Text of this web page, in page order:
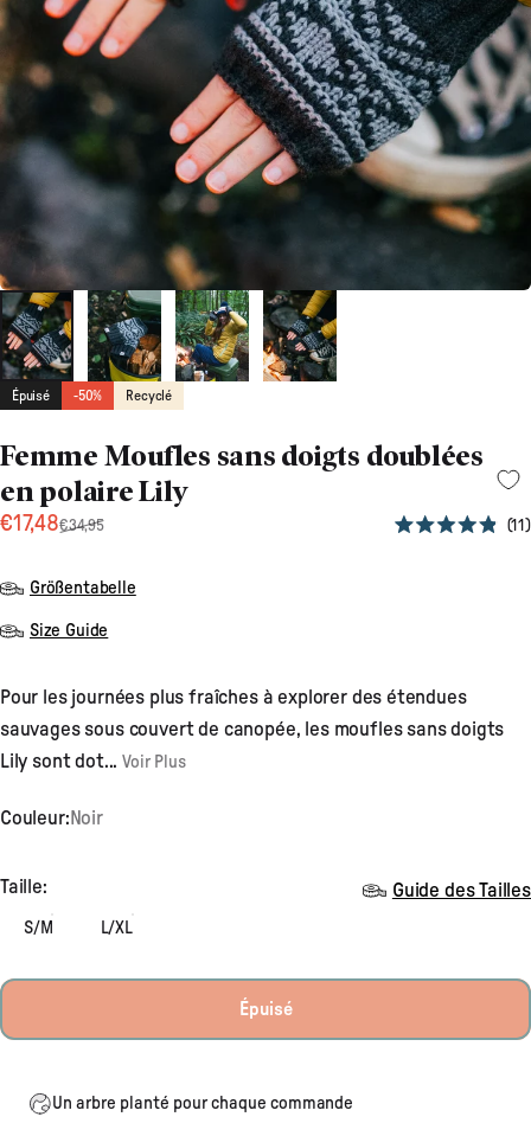
Épuisé -50% Recyclé
Femme Moufles sans doigts doublées
en polaire Lily
Prix promotionnel
€17,48
Prix habituel
€34,95 11
Größentabelle
Size Guide
Pour les journées plus fraîches à explorer des étendues
sauvages sous couvert de canopée, les moufles sans doigts
Lily sont dot...Voir Plus
Couleur: Noir
Guide des Tailles
Taille
Taille:
S/M L/XL
Épuisé
Un arbre planté pour chaque commande